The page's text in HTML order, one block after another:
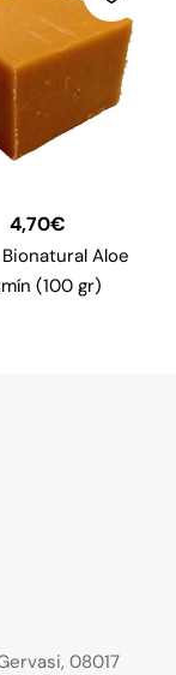
4,70€
Aloe
(100 gr)
08017